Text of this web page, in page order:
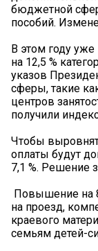
бюджетной
пособий.
В этом году
на 12,5 %
указов
сферы, такие
центров
получили
Чтобы
оплаты будут
7,1 %. Решение
Повышение на
на проезд,
краевого
семьям детей-